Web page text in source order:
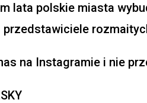
lata polskie miasta
przedstawiciele
na Instagramie i nie